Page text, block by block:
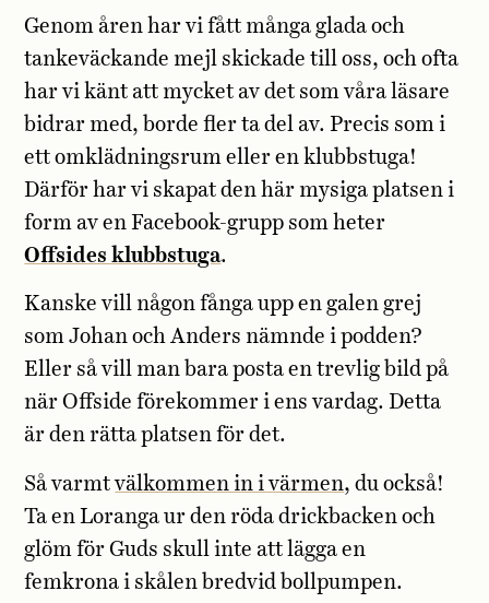
Genom åren har vi fått många glada och
tankeväckande mejl skickade till oss, och ofta
har vi känt att mycket av det som våra läsare
bidrar med, borde fler ta del av. Precis som i
ett omklädningsrum eller en klubbstuga!
Därför har vi skapat den här mysiga platsen i
form av en Facebook-grupp som heter
Offsides klubbstuga.
Kanske vill någon fånga upp en galen grej
som Johan och Anders nämnde i podden?
Eller så vill man bara posta en trevlig bild på
när Offside förekommer i ens vardag. Detta
är den rätta platsen för det.
Så varmtvälkommen in i värmen, du också!
Ta en Loranga ur den röda drickbacken och
glöm för Guds skull inte att lägga en
femkrona i skålen bredvid bollpumpen.